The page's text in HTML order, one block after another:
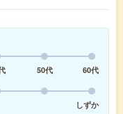
50代
60代
しずか